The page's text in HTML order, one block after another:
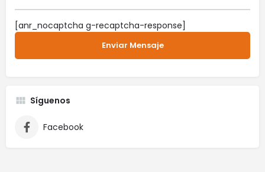
[anr_nocaptcha g-recaptcha-response]
Síguenos
Facebook